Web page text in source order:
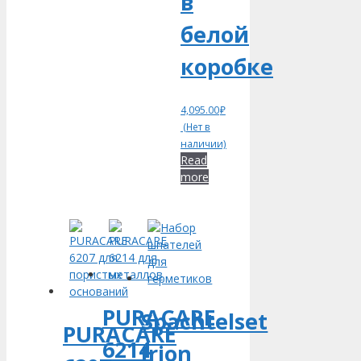
белой
коробке
4,095.00₽
(Нет в
наличии)
Read
more
PURACARE
PURACARE
6214
Spachtelset
Irion